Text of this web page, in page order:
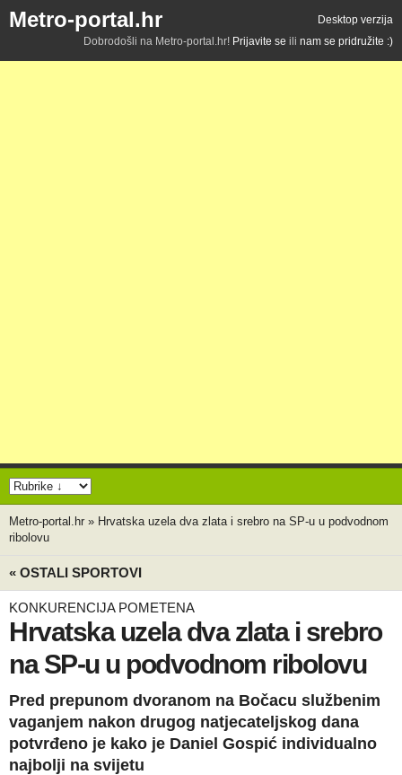
Metro-portal.hr
Desktop verzija
Dobrodošli na Metro-portal.hr! Prijavite se ili nam se pridružite :)
Metro-portal.hr » Hrvatska uzela dva zlata i srebro na SP-u u podvodnom
ribolovu
« OSTALI SPORTOVI
KONKURENCIJA POMETENA
Hrvatska uzela dva zlata i srebro
na SP-u u podvodnom ribolovu
Pred prepunom dvoranom na Bočacu službenim
vaganjem nakon drugog natjecateljskog dana
potvrđeno je kako je Daniel Gospić individualno
najbolji na svijetu